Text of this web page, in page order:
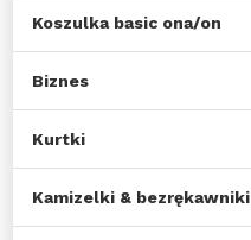
Koszulka basic ona/on
Biznes
Kurtki
Kamizelki & bezrękawniki